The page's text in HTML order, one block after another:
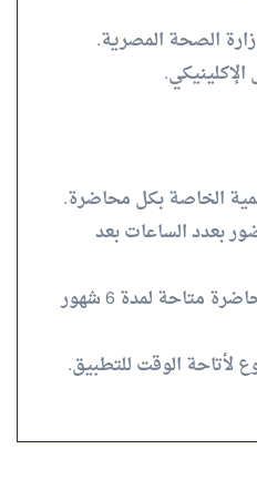
الصحة المصرية.
الخاصة بكل محاضرة.
بعدد الساعات بعد
☁️ تسجيلات خاصة بكل محاضرة متاحة لمدة 6 شهور
الوقت للتطبيق.